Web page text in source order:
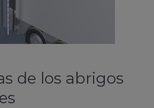
de los abrigos